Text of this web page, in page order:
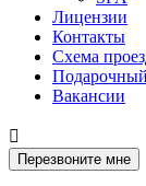
Лицензии
Контакты
Схема
Вакансии

Перезвоните мне